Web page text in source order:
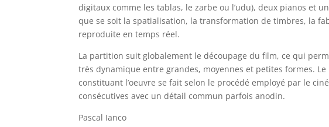
digitaux comme les tablas, le zarbe ou l’udu), deux pianos et
que se soit la spatialisation, la transformation de timbres, la
reproduite en temps réel.
La partition suit globalement le découpage du film, ce qui
très dynamique entre grandes, moyennes et petites formes.
constituant l’oeuvre se fait selon le procédé employé par le
consécutives avec un détail commun parfois anodin.
Pascal Ianco